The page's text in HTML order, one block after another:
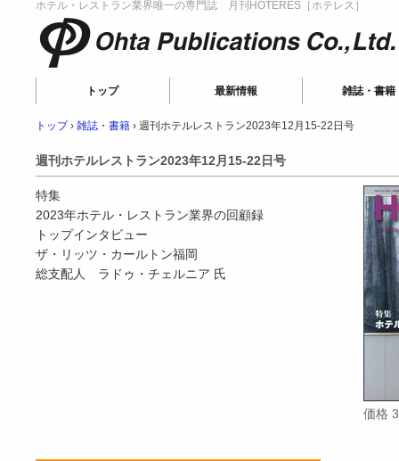
ホテル・レストラン業界唯一の専門誌 月刊HOTERES［ホテレス］
Ohta Publications
トップ 最新情報 雑誌・書籍
トップ › 雑誌・書籍 › 週刊ホテルレストラン2023年12月15-22日号
週刊ホテルレストラン2023年12月15-22日号
特集
2023年ホテル・レストラン業界の回顧録
トップインタビュー
ザ・リッツ・カールトン福岡
総支配人 ラドゥ・チェルニア 氏
価格